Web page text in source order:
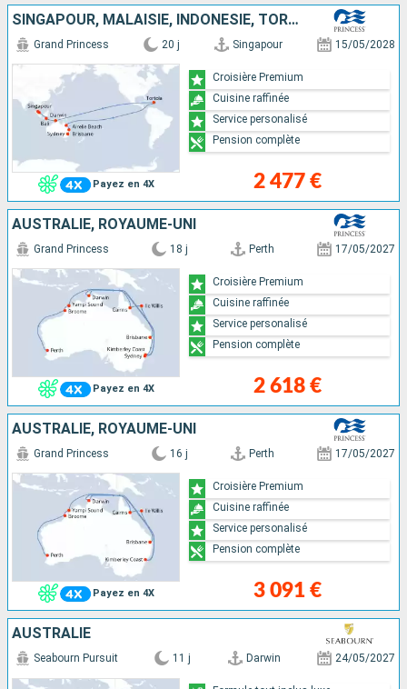
SINGAPOUR, MALAISIE, INDONÉSIE, TORTOLA, AUSTRALIE
Payez en 4X
Grand Princess 20 j Singapour 15/05/2028
2 477 €
Croisière Premium
Cuisine raffinée
Service personalisé
Pension complète
AUSTRALIE, ROYAUME-UNI
Payez en 4X
Grand Princess 18 j Perth 17/05/2027
2 618 €
Croisière Premium
Cuisine raffinée
Service personalisé
Pension complète
AUSTRALIE, ROYAUME-UNI
Payez en 4X
Grand Princess 16 j Perth 17/05/2027
3 091 €
Croisière Premium
Cuisine raffinée
Service personalisé
Pension complète
AUSTRALIE
Seabourn Pursuit 11 j Darwin 24/05/2027